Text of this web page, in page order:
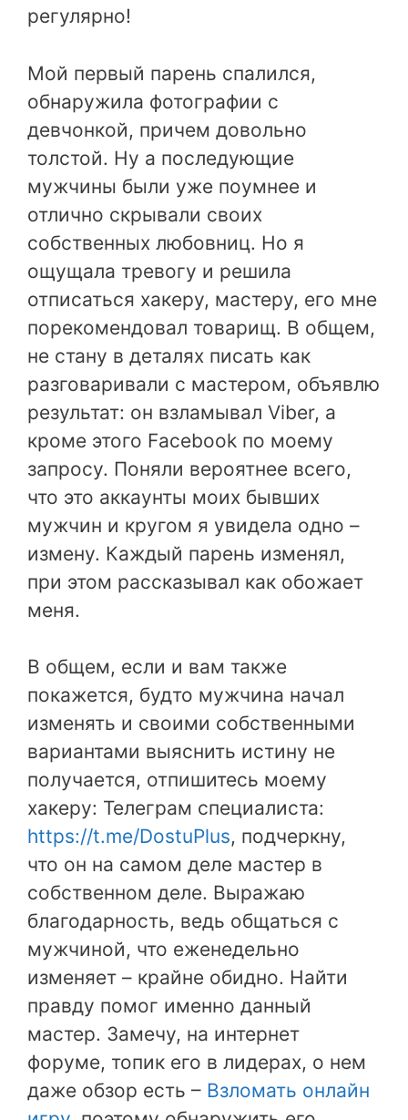
регулярно!
Мой первый парень спалился,
обнаружила фотографии с
девчонкой, причем довольно
толстой. Ну а последующие
мужчины были уже поумнее и
отлично скрывали своих
собственных любовниц. Но я
ощущала тревогу и решила
отписаться хакеру, мастеру, его мне
порекомендовал товарищ. В общем,
не стану в деталях писать как
разговаривали с мастером, объявлю
результат: он взламывал Viber, а
кроме этого Facebook по моему
запросу. Поняли вероятнее всего,
что это аккаунты моих бывших
мужчин и кругом я увидела одно –
измену. Каждый парень изменял,
при этом рассказывал как обожает
меня.
В общем, если и вам также
покажется, будто мужчина начал
изменять и своими собственными
вариантами выяснить истину не
получается, отпишитесь моему
хакеру: Телеграм специалиста:
https://t.me/DostuPlus, подчеркну,
что он на самом деле мастер в
собственном деле. Выражаю
благодарность, ведь общаться с
мужчиной, что еженедельно
изменяет – крайне обидно. Найти
правду помог именно данный
мастер. Замечу, на интернет
форуме, топик его в лидерах, о нем
даже обзор есть – Взломать онлайн